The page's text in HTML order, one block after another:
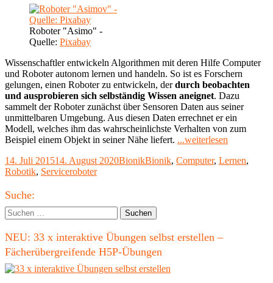
Roboter "Asimo" -
Quelle: Pixabay
Wissenschaftler entwickeln Algorithmen mit deren Hilfe Computer
und Roboter autonom lernen und handeln. So ist es Forschern
gelungen, einen Roboter zu entwickeln, derdurch beobachten
und ausprobieren sich selbständig Wissen aneignet. Dazu
sammelt der Roboter zunächst über Sensoren Daten aus seiner
unmittelbaren Umgebung. Aus diesen Daten errechnet er ein
Modell, welches ihm das wahrscheinlichste Verhalten von zum
Beispiel einem Objekt in seiner Nähe liefert. ...weiterlesen
denken:
Veröffentlicht
am
14. Juli 201514. August 2020Kategorien
BionikSchlagwörter
Bionik, Computer, Lernen,
Robotik, Serviceroboter
Haupt-
Seitenleiste
Suche:
Suchen
nach:
NEU: 33 x interaktive Übungen selbst erstellen –
Fächerübergreifende H5P-Übungen